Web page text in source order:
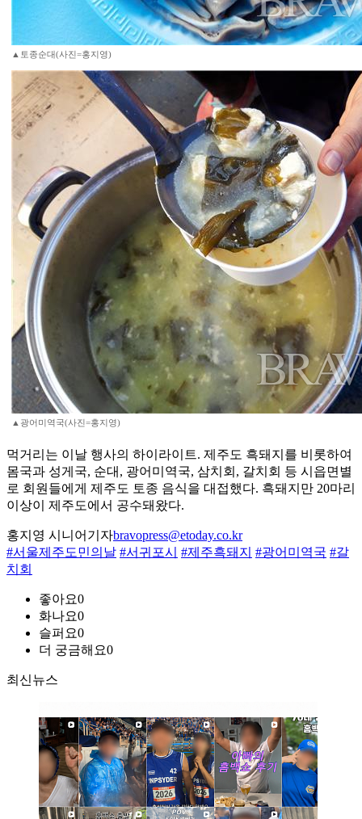
▲토종순대(사진=홍지영)
▲광어미역국(사진=홍지영)
먹거리는 이날 행사의 하이라이트. 제주도 흑돼지를 비롯하여
몸국과 성게국, 순대, 광어미역국, 삼치회, 갈치회 등 시읍면별
로 회원들에게 제주도 토종 음식을 대접했다. 흑돼지만 20마리
이상이 제주도에서 공수돼왔다.
홍지영 시니어기자bravopress@etoday.co.kr
#서울제주도민의날 #서귀포시 #제주흑돼지 #광어미역국 #갈
치회
좋아요0
화나요0
슬퍼요0
더 궁금해요0
최신뉴스